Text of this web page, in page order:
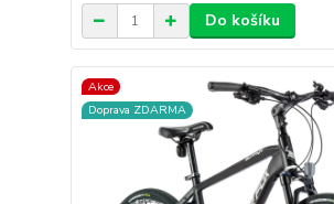
Do košíku
Akce
Doprava ZDARMA